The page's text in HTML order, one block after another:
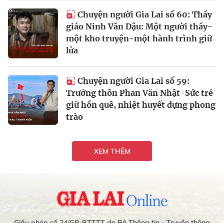
Chuyện người Gia Lai số 60: Thầy
giáo Ninh Văn Dậu: Một người thầy-
một kho truyện-một hành trình giữ
lửa
Chuyện người Gia Lai số 59:
Trưởng thôn Phan Văn Nhật-Sức trẻ
giữ hồn quê, nhiệt huyết dựng phong
trào
XEM THÊM